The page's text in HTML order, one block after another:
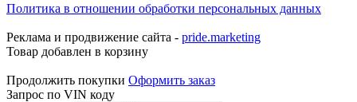
Политика в отношении обработки персональных данных
Реклама и продвижение сайта - pride.marketing
Товар добавлен в корзину
Продолжить покупки Оформить заказ
Запрос по VIN коду